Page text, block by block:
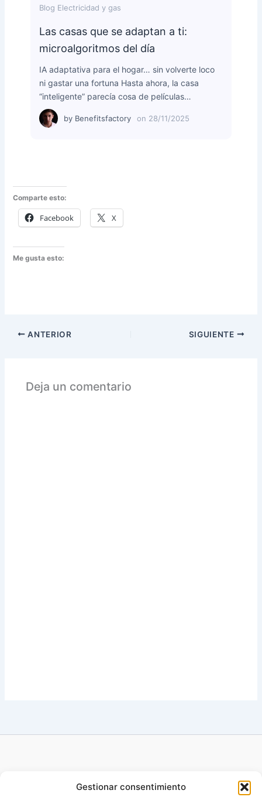
Gestionar consentimiento
Blog Electricidad y gas
Las casas que se adaptan a ti:
microalgoritmos del día
IA adaptativa para el hogar… sin volverte loco
ni gastar una fortuna Hasta ahora, la casa
“inteligente” parecía cosa de películas…
by Benefitsfactory on 28/11/2025
Comparte esto:
Facebook X
Me gusta esto:
ANTERIOR SIGUIENTE
Deja un comentario